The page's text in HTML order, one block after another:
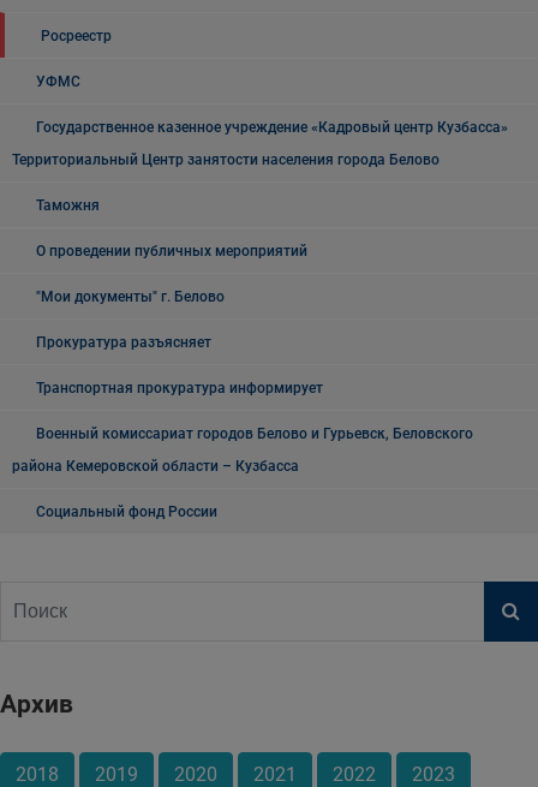
Росреестр
УФМС
Государственное казенное учреждение «Кадровый центр Кузбасса»
Территориальный Центр занятости населения города Белово
Таможня
О проведении публичных мероприятий
"Мои документы" г. Белово
Прокуратура разъясняет
Транспортная прокуратура информирует
Военный комиссариат городов Белово и Гурьевск, Беловского
района Кемеровской области – Кузбасса
Социальный фонд России
Архив
2018 2019 2020 2021 2022 2023